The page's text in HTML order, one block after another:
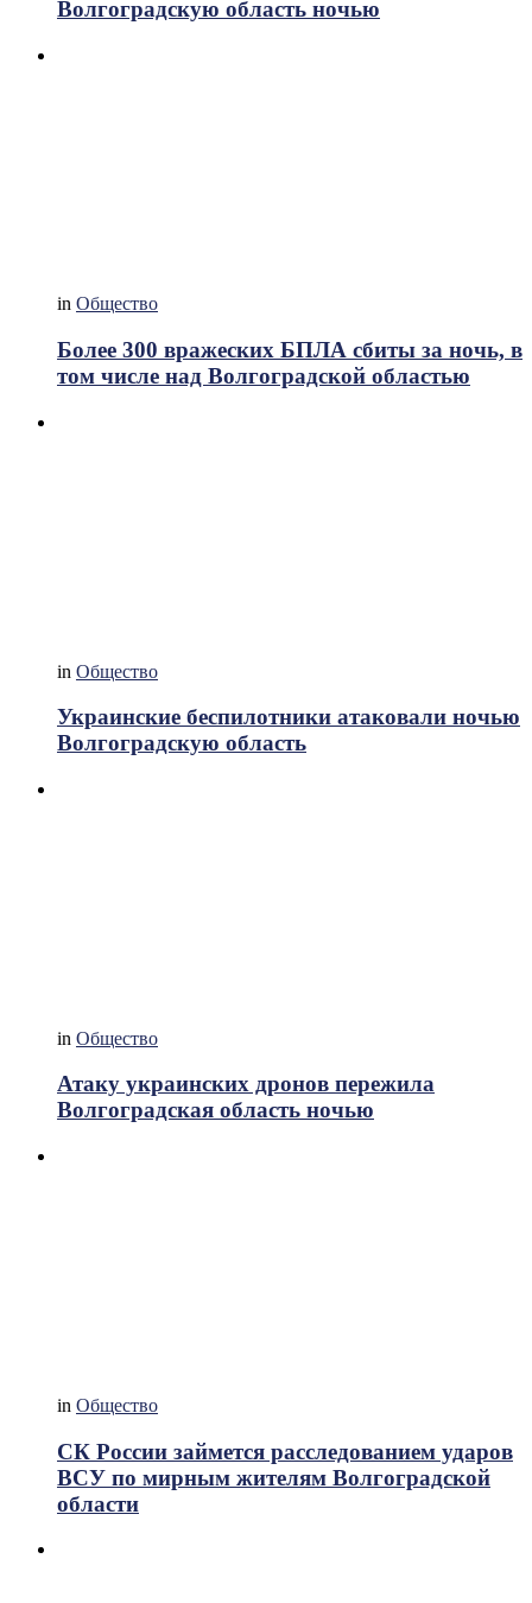
Волгоградскую область ночью
in Общество
Более 300 вражеских БПЛА сбиты за ночь, в
том числе над Волгоградской областью
in Общество
Украинские беспилотники атаковали ночью
Волгоградскую область
in Общество
Атаку украинских дронов пережила
Волгоградская область ночью
in Общество
СК России займется расследованием ударов
ВСУ по мирным жителям Волгоградской
области